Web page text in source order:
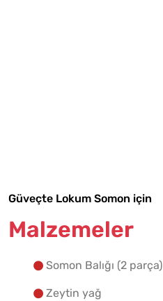
Güveçte Lokum Somon için
Malzemeler
Somon Balığı (2 parça)
Zeytin yağ